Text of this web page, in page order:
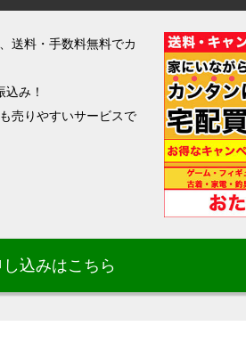
送料・手数料無料でカ
み！
売りやすいサービスで
込みはこちら